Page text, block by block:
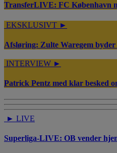
TransferLIVE: FC København
EKSKLUSIVT ►
Afsløring: Zulte Waregem
INTERVIEW ►
Patrick Pentz med klar besked
► LIVE
Superliga-LIVE: OB vender